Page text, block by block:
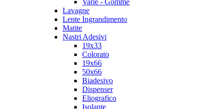
Varie - Gomme
Lavagne
Lente Ingrandimento
Matite
Nastri Adesivi
19x33
Colorato
19x66
50x66
Biadesivo
Dispenser
Eliografico
Isolante